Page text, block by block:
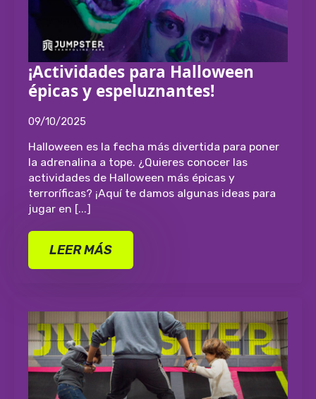
¡Actividades para Halloween
épicas y espeluznantes!
09/10/2025
Halloween es la fecha más divertida para poner
la adrenalina a tope. ¿Quieres conocer las
actividades de Halloween más épicas y
terroríficas? ¡Aquí te damos algunas ideas para
jugar en [...]
LEER MÁS